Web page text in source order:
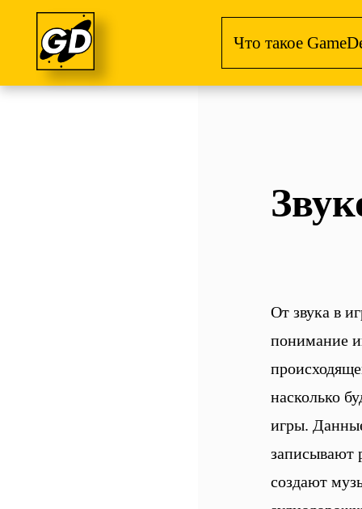
Что такое
От звука в
понимание
насколько
игры.
записывают
создают